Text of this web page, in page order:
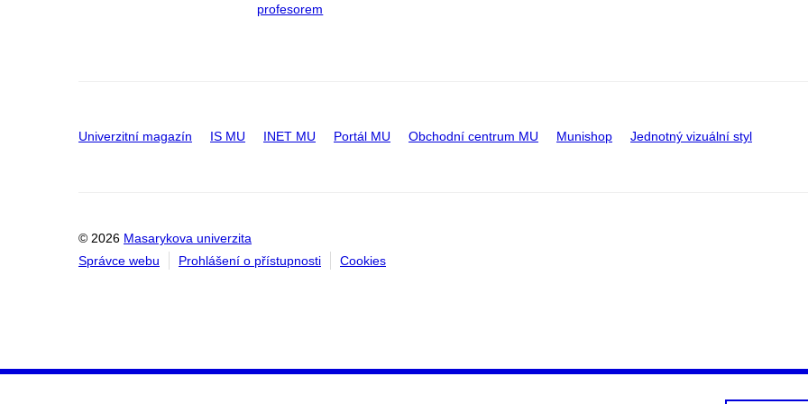
profesorem
Univerzitní magazín IS MU INET MU Portál MU Obchodní centrum MU Munishop Jednotný vizuální styl
© 2026 Masarykova univerzita
Správce webu
Prohlášení o přístupnosti Cookies